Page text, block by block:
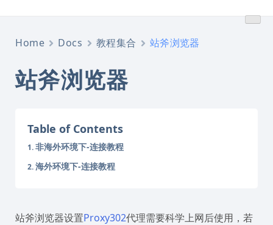
Home Docs 教程集合 站斧浏览器
站斧浏览器
Table of Contents
非海外环境下-连接教程
海外环境下-连接教程
站斧浏览器设置Proxy302代理需要科学上网后使用，若